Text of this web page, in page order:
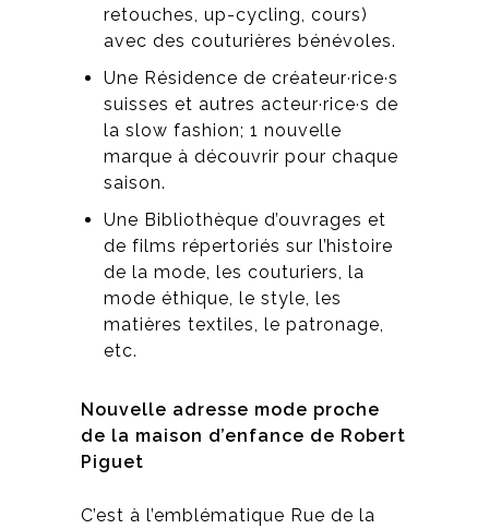
retouches, up-cycling, cours)
avec des couturières bénévoles.
Une Résidence de créateur·rice·s
suisses et autres acteur·rice·s de
la slow fashion; 1 nouvelle
marque à découvrir pour chaque
saison.
Une Bibliothèque d’ouvrages et
de films répertoriés sur l’histoire
de la mode, les couturiers, la
mode éthique, le style, les
matières textiles, le patronage,
etc.
Nouvelle adresse mode proche
de la maison d’enfance de Robert
Piguet
C’est à l’emblématique Rue de la